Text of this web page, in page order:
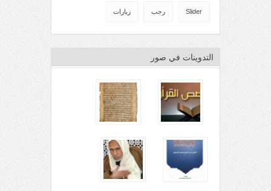
Slider رجب زيارات
التدوينات في صور